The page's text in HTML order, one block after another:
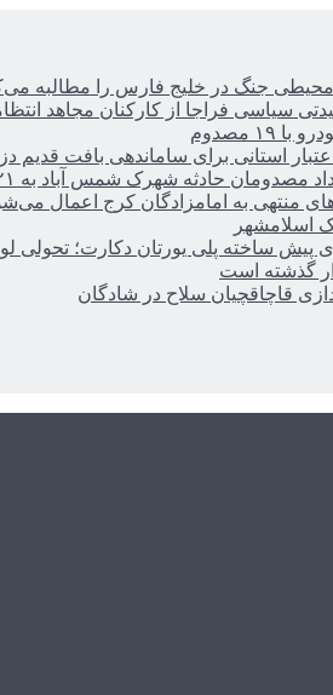
جنگ در خلیج فارس را مطالبه‌
سیاسی فراجا از کارکنان مجاهد
حادثه شهرک شمس آباد به ۲۱نفر رسید
منتهی به امامزادگان کرج اعمال
پیش ساخته پلی یورتان دکارت؛
گذشته است
قاچاقچیان سلاح در شادگان